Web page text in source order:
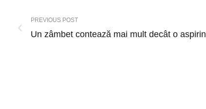
PREVIOUS POST
Un zâmbet contează mai mult decât o